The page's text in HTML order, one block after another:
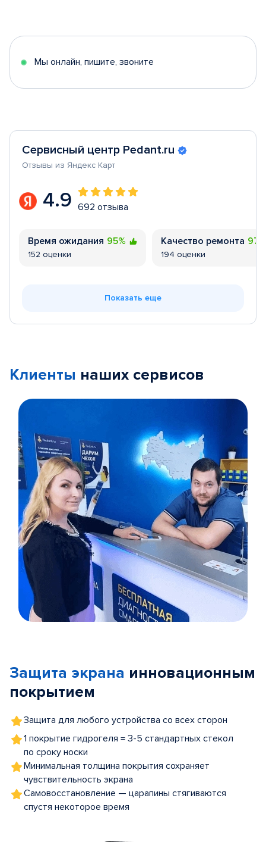
5
Мы онлайн, пишите, звоните
Сервисный центр Pedant.ru
Отзывы из Яндекс Карт
4.9 692 отзыва
Время ожидания 95%
152 оценки
Качество ремонта
194 оценки
Показать еще
Клиенты наших сервисов
5
Защита экрана инновационным
покрытием
Защита для любого устройства со всех сторон
1 покрытие гидрогеля = 3-5 стандартных стекол
по сроку носки
Минимальная толщина покрытия сохраняет
чувствительность экрана
Самовосстановление — царапины стягиваются
спустя некоторое время